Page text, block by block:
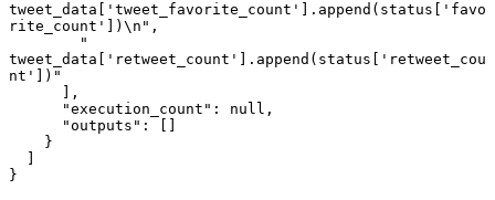
tweet_data['tweet_favorite_count'].append(status['favo
rite_count'])\n",
tweet_data['retweet_count'].append(status['retweet_cou
nt'])"
      ],
      "execution_count": null,
      "outputs": []
    }
}